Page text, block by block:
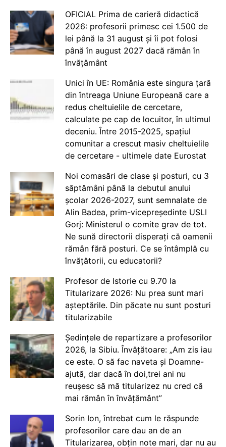
OFICIAL Prima de carieră didactică
2026: profesorii primesc cei 1.500 de
lei până la 31 august și îi pot folosi
până în august 2027 dacă rămân în
învățământ
Unici în UE: România este singura țară
din întreaga Uniune Europeană care a
redus cheltuielile de cercetare,
calculate pe cap de locuitor, în ultimul
deceniu. Între 2015-2025, spațiul
comunitar a crescut masiv cheltuielile
de cercetare - ultimele date Eurostat
Noi comasări de clase și posturi, cu 3
săptămâni până la debutul anului
școlar 2026-2027, sunt semnalate de
Alin Badea, prim-vicepreședinte USLI
Gorj: Ministerul o comite grav de tot.
Ne sună directorii disperați că oamenii
rămân fără posturi. Ce se întâmplă cu
învățătorii, cu educatorii?
Profesor de Istorie cu 9.70 la
Titularizare 2026: Nu prea sunt mari
așteptările. Din păcate nu sunt posturi
titularizabile
Ședințele de repartizare a profesorilor
2026, la Sibiu. Învățătoare: „Am zis iau
ce este. O să fac naveta și Doamne-
ajută, dar dacă în doi,trei ani nu
reușesc să mă titularizez nu cred că
mai rămân în învățământ”
Sorin Ion, întrebat cum le răspunde
profesorilor care dau an de an
Titularizarea, obțin note mari, dar nu au